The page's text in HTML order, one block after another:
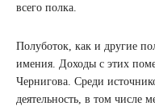
всего полка.
Полуботок, как и другие
имения. Доходы с этих
Чернигова. Среди
деятельность, в том числе